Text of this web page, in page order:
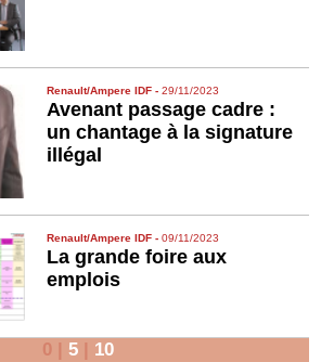
Renault/Ampere IDF -29/11/2023
Avenant passage cadre :
un chantage à la signature
illégal
Renault/Ampere IDF -09/11/2023
La grande foire aux
emplois
0 5 10